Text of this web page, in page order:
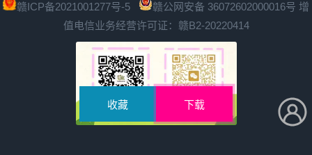
收藏 下载
赣ICP备2021001277号-5
赣公网安备 36072602000016号 增
值电信业务经营许可证：赣B2-20220414